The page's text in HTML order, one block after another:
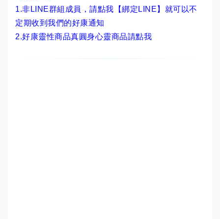
1.非LINE群組成員， 請點我【綁定LINE】 就可以不
定期收到我們的好康通知
2.好康靈性商品真圓身心靈商品請點我